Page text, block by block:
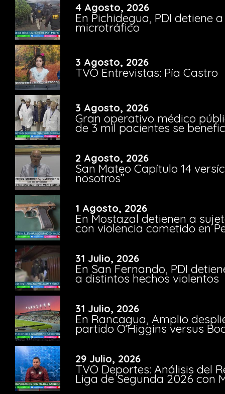
4 Agosto, 2026
En Pichidegua, PDI detiene
microtráfico
3 Agosto, 2026
TVO Entrevistas: Pía Castro
3 Agosto, 2026
Gran operativo médico
de 3 mil pacientes se
2 Agosto, 2026
San Mateo Capítulo 14
nosotros”
1 Agosto, 2026
En Mostazal detienen a
con violencia cometido en
31 Julio, 2026
En San Fernando, PDI
a distintos hechos violentos
31 Julio, 2026
En Rancagua, Amplio
partido O’Higgins versus
29 Julio, 2026
TVO Deportes: Análisis del
Liga de Segunda 2026 con